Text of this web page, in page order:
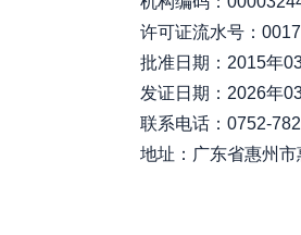
许可证流水号：
批准日期：2015年03
发证日期：2026年03
联系电话：0752-
地址：广东省惠州市